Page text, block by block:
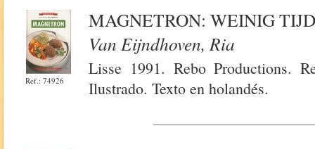
Ref.: 74926
MAGNETRON: WEINIG
Van Eijndhoven, Ria
Lisse 1991. Rebo Productions.
Ilustrado. Texto en holandés.